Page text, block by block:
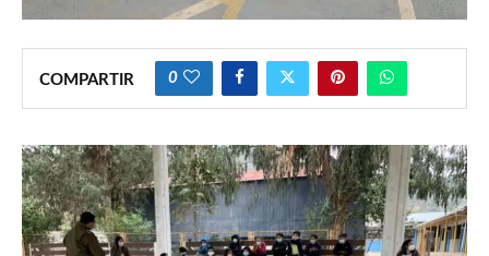
COMPARTIR 0